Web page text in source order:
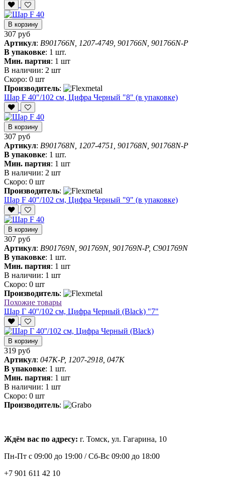
В корзину
307 руб
Артикул: B901766N, 1207-4749, 901766N, 901766N-P
В упаковке: 1 шт.
Мин. партия: 1 шт
В наличии: 2 шт
Скоро: 0 шт
Производитель:
Шар F 40"/102 см, Цифра Черный "8" (в упаковке)
В корзину
307 руб
Артикул: B901768N, 1207-4751, 901768N, 901768N-P
В упаковке: 1 шт.
Мин. партия: 1 шт
В наличии: 2 шт
Скоро: 0 шт
Производитель:
Шар F 40"/102 см, Цифра Черный "9" (в упаковке)
В корзину
307 руб
Артикул: B901769N, 901769N, 901769N-P, C901769N
В упаковке: 1 шт.
Мин. партия: 1 шт
В наличии: 1 шт
Скоро: 0 шт
Производитель:
Похожие товары
Шар Г 40''/102 см, Цифра Черный (Black) "7"
В корзину
319 руб
Артикул: 047K-P, 1207-2918, 047K
В упаковке: 1 шт.
Мин. партия: 1 шт
В наличии: 1 шт
Скоро: 0 шт
Производитель:
Ждём вас по адресу: г. Томск, ул. Гагарина, 10
Пн-Пт с 09:00 до 19:00 /Сб-Вс 09:00 до 18:00
+7 901 611 42 10